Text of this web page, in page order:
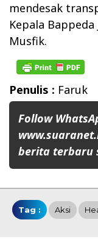
mendesak
Kepala
Musfik.
Penulis : Faruk
Follow
berita terbaru
Tag : Aksi